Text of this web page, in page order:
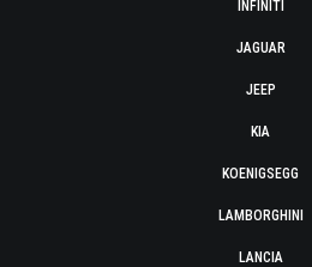
INFINITI
JAGUAR
JEEP
KIA
KOENIGSEGG
LAMBORGHINI
LANCIA